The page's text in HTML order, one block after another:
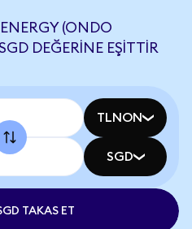
(ONDO
DEĞERINE EŞITTIR
TLNON
SGD
TAKAS ET